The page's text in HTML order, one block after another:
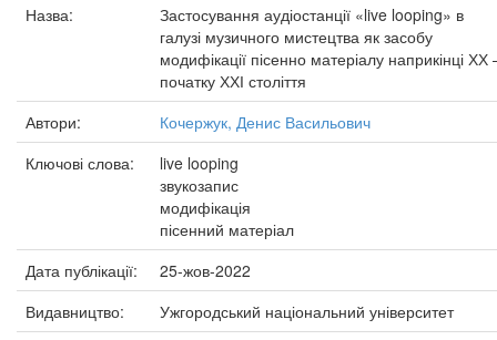
Назва:
Застосування аудіостанції «live looping» в
галузі музичного мистецтва як засобу
модифікації пісенно матеріалу наприкінці ХХ
початку ХХІ століття
Автори:
Кочержук, Денис Васильович
Ключові слова:
live looping
звукозапис
модифікація
пісенний матеріал
Дата публікації:
25-жов-2022
Видавництво:
Ужгородський національний університет